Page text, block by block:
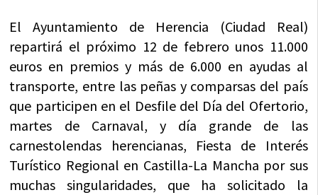
El Ayuntamiento de Herencia (Ciudad Real)
repartirá el próximo 12 de febrero unos 11.000
euros en premios y más de 6.000 en ayudas al
transporte, entre las peñas y comparsas del país
que participen en el Desfile del Día del Ofertorio,
martes de Carnaval, y día grande de las
carnestolendas herencianas, Fiesta de Interés
Turístico Regional en Castilla-La Mancha por sus
muchas singularidades, que ha solicitado la